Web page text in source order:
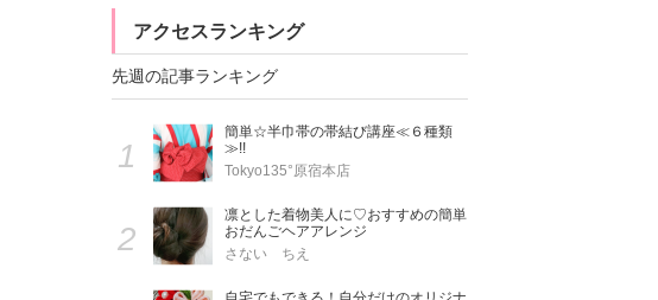
アクセスランキング
先週の記事ランキング
1
簡単☆半巾帯の帯結び講座≪６種類
≫!!
Tokyo135°原宿本店
2
凛とした着物美人に♡おすすめの簡単
おだんごヘアアレンジ
さない ちえ